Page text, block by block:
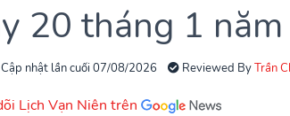
20 tháng 1
Cập nhật lần cuối 07/08/2026 Reviewed ByTrần
Lịch Vạn Niên trên